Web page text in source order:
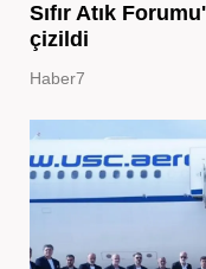
Sıfır Atık
çizildi
Haber7